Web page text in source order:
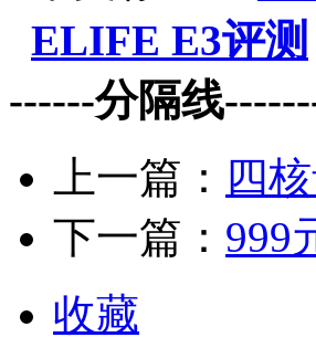
ELIFE E3评测
------分隔线
上一篇： 四
下一篇： 999
收藏